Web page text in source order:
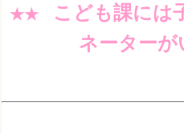
★★
こども課には
ネーターが